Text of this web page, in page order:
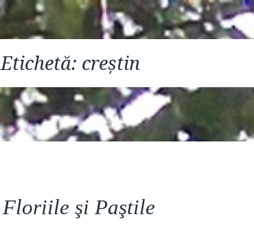
Etichetă: creștin
Floriile şi Paştile